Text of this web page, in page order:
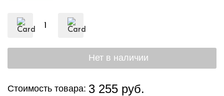
Стоимость товара: 3 255 руб.